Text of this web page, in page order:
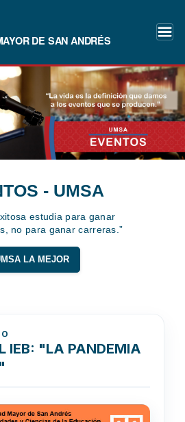
DE SAN ANDRÉS
- UMSA
estudia para ganar
no para ganar carreras.”
LA MEJOR
IEB: "LA PANDEMIA